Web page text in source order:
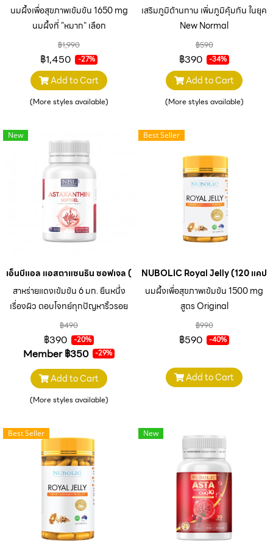
นมผึ้งเพื่อสุขภาพเข้มข้น 1650 mg
นมผึ้งที่ "หมาก" เลือก
฿1,990
฿1,450 -27%
Add to Cart
(More styles available)
เสริมภูมิต้านทาน เพิ่มภูมิคุ้มกัน ในยุค
New Normal
฿590
฿390 -34%
Add to Cart
(More styles available)
New
เอ็นบีแอล แอสตาแซนธิน ซอฟเจล (30 แคปซูล)
สาหร่ายแดงเข้มข้น 6 มก. ยืนหนึ่ง
เรื่องผิว ตอบโจทย์ทุกปัญหาริ้วรอย
฿490
฿390 -20%
Member฿350 -29%
Add to Cart
(More styles available)
Best Seller
NUBOLIC Royal Jelly (120 แคป
นมผึ้งเพื่อสุขภาพเข้มข้น 1500 mg
สูตร Original
฿990
฿590 -40%
Add to Cart
Best Seller New